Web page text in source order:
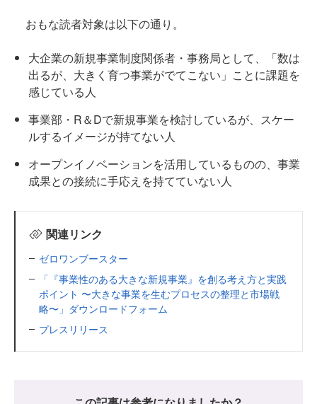
おもな読者対象は以下の通り。
大企業の新規事業制度関係者・事務局として、「数は
出るが、大きく育つ事業がでてこない」ことに課題を
感じている人
事業部・R＆Dで新規事業を検討しているが、スケー
ルするイメージが持てない人
オープンイノベーションを活用しているものの、事業
成果との接続に手応えを持てていない人
関連リンク
ゼロワンブースター
「『事業性のある大きな新規事業』を創る考え方と実践
ポイント 〜大きな事業を生むプロセスの整理と市場戦
略〜」ダウンロードフォーム
プレスリリース